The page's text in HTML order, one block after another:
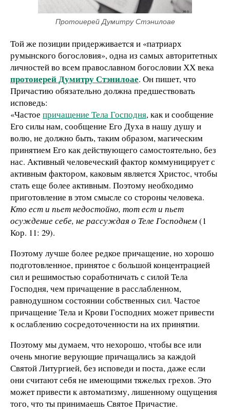
Протоиерей Думитру Стэнилоае
Той же позиции придерживается и «патриарх
румынского богословия», одна из самых авторитетных
личностей во всем православном богословии ХХ века
протоиерей Думитру Стэнилоае. Он пишет, что
Причастию обязательно должна предшествовать
исповедь:
«Частое причащение Тела Господня, как и сообщение
Его силы нам, сообщение Его Духа в нашу душу и
волю, не должно быть, таким образом, магическим
принятием Его как действующего самостоятельно, без
нас. Активный человеческий фактор коммуницирует с
активным фактором, каковым является Христос, чтобы
стать еще более активным. Поэтому необходимо
приготовление в этом смысле со стороны человека.
Кто ест и пьет недостойно, тот ест и пьет
осуждение себе, не рассуждая о Теле Господнем(1
Кор. 11: 29).
Поэтому лучше более редкое причащение, но хорошо
подготовленное, принятое с большой концентрацией
сил и решимостью соработничать с силой Тела
Господня, чем причащение в расслабленном,
равнодушном состоянии собственных сил. Частое
причащение Тела и Крови Господних может привести
к ослаблению сосредоточенности на их принятии.
Поэтому мы думаем, что нехорошо, чтобы все или
очень многие верующие причащались за каждой
Святой Литургией, без исповеди и поста, даже если
они считают себя не имеющими тяжелых грехов. Это
может привести к автоматизму, лишенному ощущения
того, что ты принимаешь Святое Причастие.